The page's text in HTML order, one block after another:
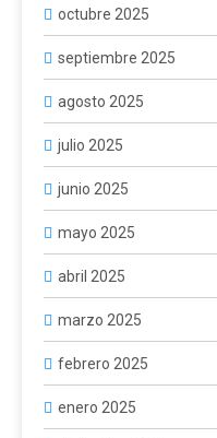
octubre 2025
septiembre 2025
agosto 2025
julio 2025
junio 2025
mayo 2025
abril 2025
marzo 2025
febrero 2025
enero 2025